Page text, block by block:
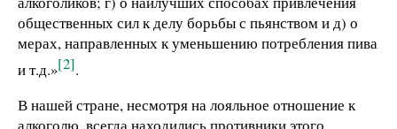
общественных сил к делу борьбы с пьянством и д) о
мерах, направленных к уменьшению потребления пива
и т.д.»[2].
В нашей стране, несмотря на лояльное отношение к
алкоголю, всегда находились противники этого